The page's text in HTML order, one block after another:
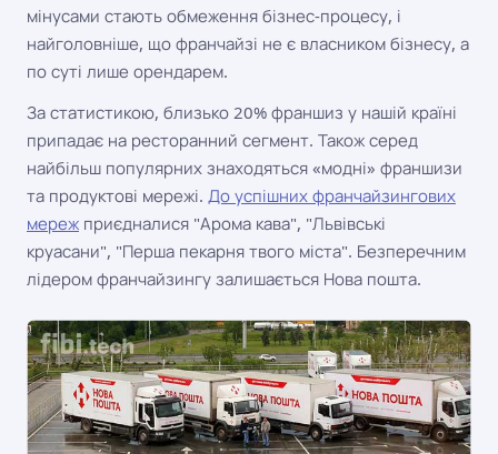
мінусами стають обмеження бізнес-процесу, і
найголовніше, що франчайзі не є власником бізнесу, а
по суті лише орендарем.
За статистикою, близько 20% франшиз у нашій країні
припадає на ресторанний сегмент. Також серед
найбільш популярних знаходяться «модні» франшизи
та продуктові мережі. До успішних франчайзингових
мереж приєдналися "Арома кава", "Львівські
круасани", "Перша пекарня твого міста". Безперечним
лідером франчайзингу залишається Нова пошта.